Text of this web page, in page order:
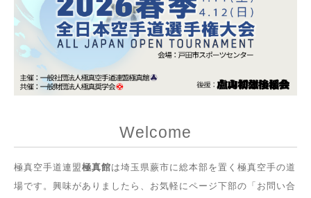
Welcome
極真空手道連盟極真館は埼玉県蕨市に総本部を置く極真空手の道
場です。興味がありましたら、お気軽にページ下部の「お問い合